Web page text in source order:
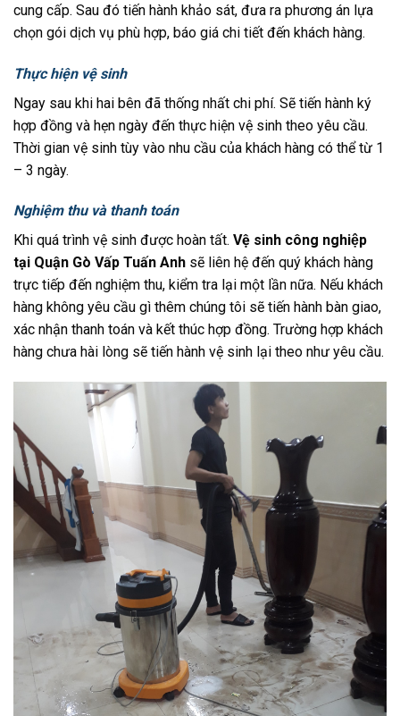
cung cấp. Sau đó tiến hành khảo sát, đưa ra phương án lựa
chọn gói dịch vụ phù hợp, báo giá chi tiết đến khách hàng.
Thực hiện vệ sinh
Ngay sau khi hai bên đã thống nhất chi phí. Sẽ tiến hành ký
hợp đồng và hẹn ngày đến thực hiện vệ sinh theo yêu cầu.
Thời gian vệ sinh tùy vào nhu cầu của khách hàng có thể từ 1
– 3 ngày.
Nghiệm thu và thanh toán
Khi quá trình vệ sinh được hoàn tất. Vệ sinh công nghiệp
tại Quận Gò Vấp Tuấn Anh sẽ liên hệ đến quý khách hàng
trực tiếp đến nghiệm thu, kiểm tra lại một lần nữa. Nếu khách
hàng không yêu cầu gì thêm chúng tôi sẽ tiến hành bàn giao,
xác nhận thanh toán và kết thúc hợp đồng. Trường hợp khách
hàng chưa hài lòng sẽ tiến hành vệ sinh lại theo như yêu cầu.